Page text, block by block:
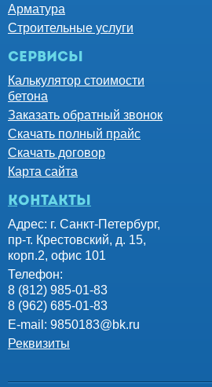
Арматура
Строительные услуги
Сервисы
Калькулятор стоимости
бетона
Заказать обратный звонок
Скачать полный прайс
Скачать договор
Карта сайта
контакты
Адрес: г. Санкт-Петербург,
пр-т. Крестовский, д. 15,
корп.2, офис 101
Телефон:
8 (812) 985-01-83
8 (962) 685-01-83
E-mail: 9850183@bk.ru
Реквизиты